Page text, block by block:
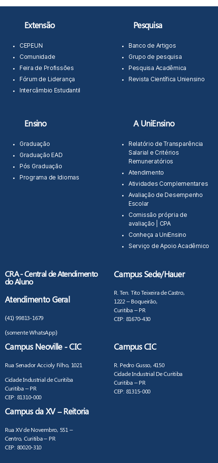
Extensão
CEPEUN
Comunidade
Feira de Profissões
Fórum de Liderança
Intercâmbio Estudantil
Pesquisa
Banco de Artigos
Grupo de pesquisa
Pesquisa Acadêmica
Revista Científica Uniensino
Ensino
Graduação
Graduação EAD
Pós Graduação
Programa de Idiomas
A UniEnsino
Relatório de Transparência
Salarial e Critérios
Remuneratórios
Atendimento
Atividades Complementares
Avaliação de Desempenho
Escolar
Comissão própria de
avaliação | CPA
Conheça a UniEnsino
Serviço de Apoio Acadêmico
CRA - Central de Atendimento
do Aluno
Atendimento Geral
(41) 99813-1679
(somente WhatsApp)
Campus Sede/Hauer
R. Ten. Tito Teixeira de Castro,
1222 – Boqueirão,
Curitiba – PR
CEP: 81670-430
Campus Neoville - CIC
Rua Senador Accioly Filho, 1021
Cidade Industrial de Curitiba
Curitiba – PR
CEP: 81310-000
Campus CIC
R. Pedro Gusso, 4150
Cidade Industrial De Curitiba
Curitiba – PR
CEP: 81315-000
Campus da XV – Reitoria
Rua XV de Novembro, 551 –
Centro, Curitiba – PR
CEP: 80020-310